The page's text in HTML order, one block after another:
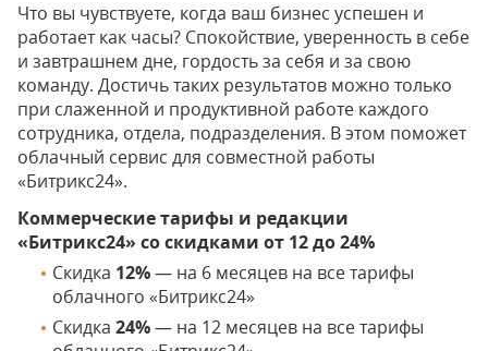
Что вы чувствуете, когда ваш бизнес успешен и
работает как часы? Спокойствие, уверенность в себе
и завтрашнем дне, гордость за себя и за свою
команду. Достичь таких результатов можно только
при слаженной и продуктивной работе каждого
сотрудника, отдела, подразделения. В этом поможет
облачный сервис для совместной работы
«Битрикс24».
Коммерческие тарифы и редакции
«Битрикс24» со скидками от 12 до 24%
Скидка 12%— на 6 месяцев на все тарифы
облачного «Битрикс24»
Скидка 24%— на 12 месяцев на все тарифы